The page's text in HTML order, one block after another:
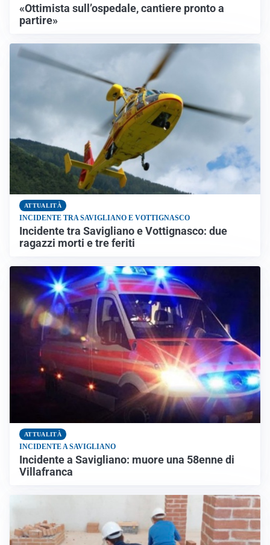
«Ottimista sull’ospedale, cantiere pronto a
partire»
ATTUALITÀ
INCIDENTE TRA SAVIGLIANO E VOTTIGNASCO
Incidente tra Savigliano e Vottignasco: due
ragazzi morti e tre feriti
ATTUALITÀ
INCIDENTE A SAVIGLIANO
Incidente a Savigliano: muore una 58enne di
Villafranca